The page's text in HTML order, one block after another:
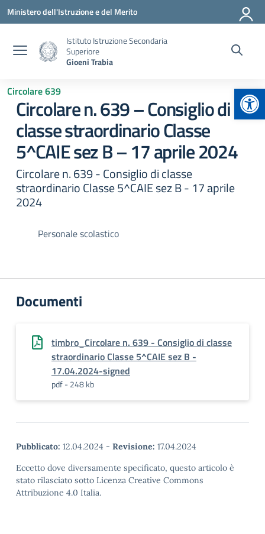
Vai ai contenuti
Vai al menu di navigazione
Vai al footer
Ministero dell'Istruzione e del Merito
Istituto Istruzione Secondaria
Superiore
Gioeni Trabia
Circolare 639
Circolare n. 639 – Consiglio di
classe straordinario Classe
5^CAIE sez B – 17 aprile 2024
Circolare n. 639 - Consiglio di classe
straordinario Classe 5^CAIE sez B - 17 aprile
2024
Personale scolastico
Documenti
timbro_Circolare n. 639 - Consiglio di classe
straordinario Classe 5^CAIE sez B -
17.04.2024-signed
pdf - 248 kb
Pubblicato: 12.04.2024 - Revisione: 17.04.2024
Eccetto dove diversamente specificato, questo articolo è
stato rilasciato sotto Licenza Creative Commons
Attribuzione 4.0 Italia.